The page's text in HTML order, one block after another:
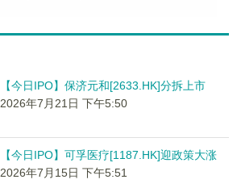
【今日IPO】保济元和[2633.HK]分拆上市
2026年7月21日 下午5:50
【今日IPO】可孚医疗[1187.HK]迎政策大涨
2026年7月15日 下午5:51